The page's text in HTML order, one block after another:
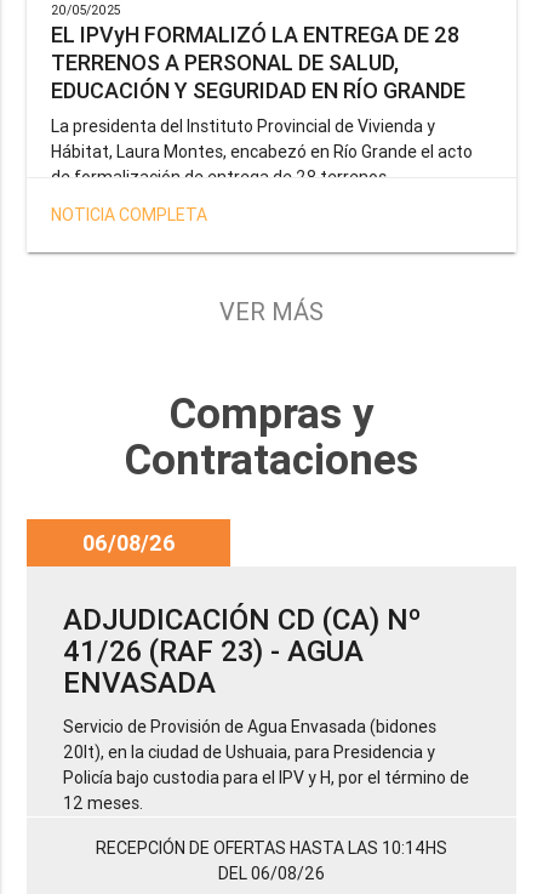
20/05/2025
EL IPVyH FORMALIZÓ LA ENTREGA DE 28
TERRENOS A PERSONAL DE SALUD,
EDUCACIÓN Y SEGURIDAD EN RÍO GRANDE
La presidenta del Instituto Provincial de Vivienda y
Hábitat, Laura Montes, encabezó en Río Grande el acto
de formalización de entrega de 28 terrenos
correspondientes a la operatoria especial anunciada por
el Gobernador Gustavo Melella, la cual tiene como
objetivo brindar una solución habitacional a docentes,
Provincia y del Servicio Penitenciario.
NOTICIA COMPLETA
VER MÁS
Compras y
Contrataciones
06/08/26
ADJUDICACIÓN CD (CA) Nº
41/26 (RAF 23) - AGUA
ENVASADA
Servicio de Provisión de Agua Envasada (bidones
20lt), en la ciudad de Ushuaia, para Presidencia y
Policía bajo custodia para el IPV y H, por el término de
12 meses.
RECEPCIÓN DE OFERTAS HASTA LAS 10:14HS
DEL 06/08/26